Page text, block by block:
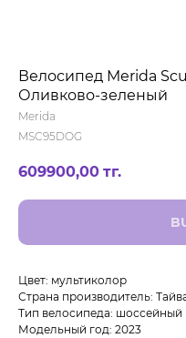
Велосипед Merida
Оливково-зеленый
Merida
MSC95DOG
609900,00 тг.
Цвет: мультиколор
Страна производитель:
Тип велосипеда: шоссейный
Модельный год: 2023